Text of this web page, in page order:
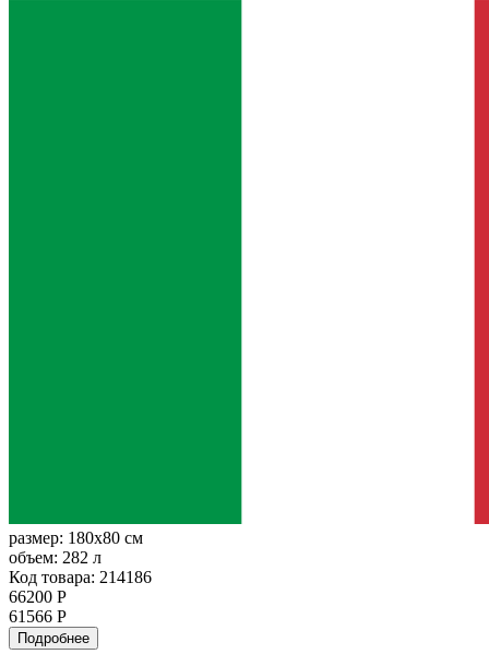
размер: 180x80 см
объем: 282 л
Код товара: 214186
66200 Р
61566 Р
Подробнее